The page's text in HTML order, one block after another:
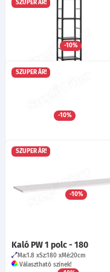
Kaló RTV 4 Tv-állvány
Mé:40cm
Választható színek!
-10%
61 745
SZUPER ÁR!
-10%
102 335
SZUPER ÁR!
Választható színek!
-10%
30 425
SZUPER ÁR!
Kaló PW 1 polc - 180
Ma:1.8 Sz:180 Mé:20cm
Választható színek!